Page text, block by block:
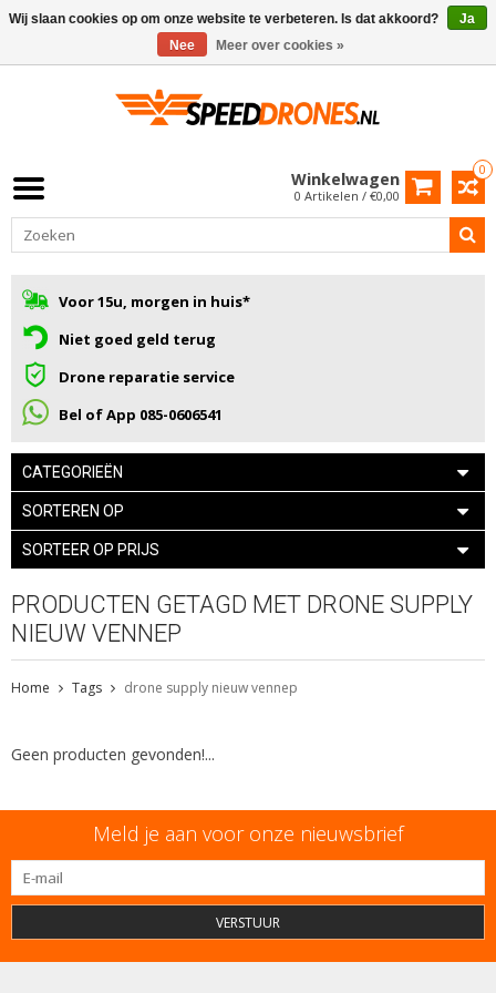
0
Winkelwagen
0 Artikelen / €0,00
Voor 15u, morgen in huis*
Niet goed geld terug
Drone reparatie service
Bel of App 085-0606541
CATEGORIEËN
SORTEREN OP
SORTEER OP PRIJS
PRODUCTEN GETAGD MET DRONE SUPPLY
NIEUW VENNEP
Home Tags drone supply nieuw vennep
Geen producten gevonden!...
Meld je aan voor onze nieuwsbrief
VERSTUUR
Wij slaan cookies op om onze website te verbeteren. Is dat akkoord?
Ja
Nee
Meer over cookies »